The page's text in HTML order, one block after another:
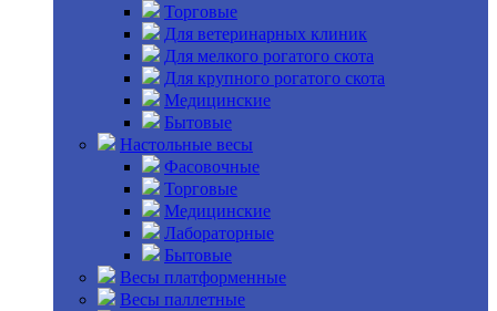
Торговые
Для ветеринарных клиник
Для мелкого рогатого скота
Для крупного рогатого скота
Медицинские
Бытовые
Настольные весы
Фасовочные
Торговые
Медицинские
Лабораторные
Бытовые
Весы платформенные
Весы паллетные